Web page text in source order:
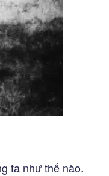
ta như thế nào.